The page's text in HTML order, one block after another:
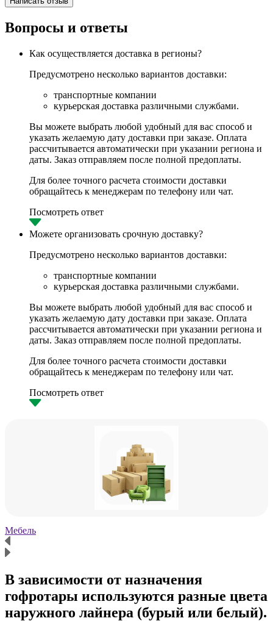
Вопросы и ответы
Как осуществляется доставка в регионы?
Предусмотрено несколько вариантов доставки:
транспортные компании
курьерская доставка различными службами.
Вы можете выбрать любой удобный для вас способ и
указать желаемую дату доставки при заказе. Оплата
рассчитывается автоматически при указании региона и
даты. Заказ отправляем после полной предоплаты.
Для более точного расчета стоимости доставки
обращайтесь к менеджерам по телефону или чат.
Посмотреть ответ
Можете организовать срочную доставку?
Предусмотрено несколько вариантов доставки:
транспортные компании
курьерская доставка различными службами.
Вы можете выбрать любой удобный для вас способ и
указать желаемую дату доставки при заказе. Оплата
рассчитывается автоматически при указании региона и
даты. Заказ отправляем после полной предоплаты.
Для более точного расчета стоимости доставки
обращайтесь к менеджерам по телефону или чат.
Посмотреть ответ
Мебель
В зависимости от назначения
гофротары используются разные цвета
наружного лайнера (бурый или белый).